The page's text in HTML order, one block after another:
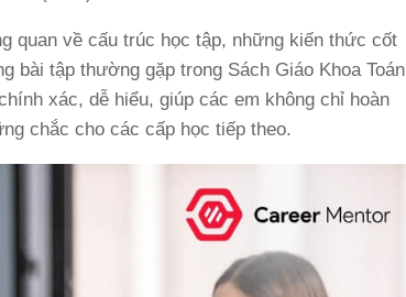
quan về cấu trúc học tập, những kiến thức cốt
bài tập thường gặp trong Sách Giáo Khoa Toán
xác, dễ hiểu, giúp các em không chỉ hoàn
chắc cho các cấp học tiếp theo.